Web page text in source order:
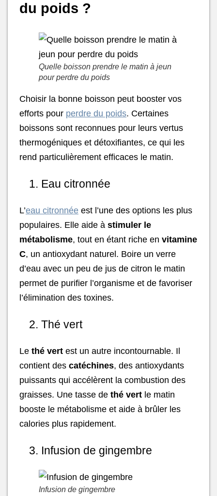
du poids ?
Quelle boisson prendre le matin à jeun
pour perdre du poids
Choisir la bonne boisson peut booster vos
efforts pour perdre du poids. Certaines
boissons sont reconnues pour leurs vertus
thermogéniques et détoxifiantes, ce qui les
rend particulièrement efficaces le matin.
1. Eau citronnée
L’eau citronnée est l’une des options les plus
populaires. Elle aide à stimuler le
métabolisme, tout en étant riche en vitamine
C, un antioxydant naturel. Boire un verre
d’eau avec un peu de jus de citron le matin
permet de purifier l’organisme et de favoriser
l’élimination des toxines.
2. Thé vert
Le thé vert est un autre incontournable. Il
contient des catéchines, des antioxydants
puissants qui accélèrent la combustion des
graisses. Une tasse de thé vert le matin
booste le métabolisme et aide à brûler les
calories plus rapidement.
3. Infusion de gingembre
Infusion de gingembre